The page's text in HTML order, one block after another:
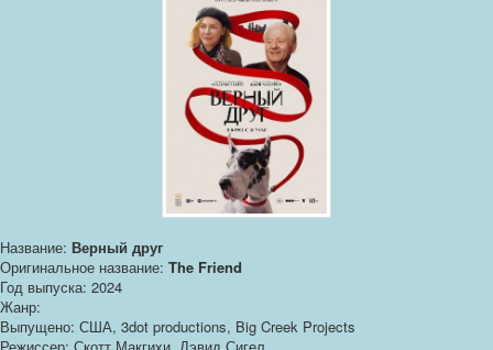
Название: Верный друг
Оригинальное название: The Friend
Год выпуска: 2024
Жанр:
Выпущено: США, 3dot productions, Big Creek Projects